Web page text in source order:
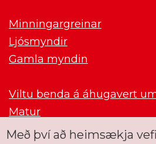
Minningargreinar
Ljósmyndir
Gamla myndin
Viltu benda á áhugavert
Matur
Með því að heimsækja